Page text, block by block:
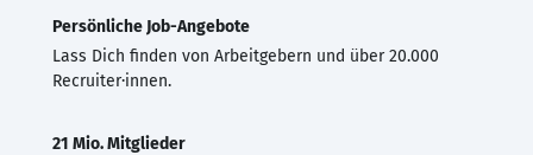
Persönliche Job-Angebote
Lass Dich finden von Arbeitgebern und über 20.000
Recruiter·innen.
21 Mio. Mitglieder